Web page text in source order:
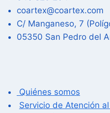
coartex@coartex.com
C/ Manganeso, 7
05350 San Pedro del
Quiénes somos
Servicio de Atención